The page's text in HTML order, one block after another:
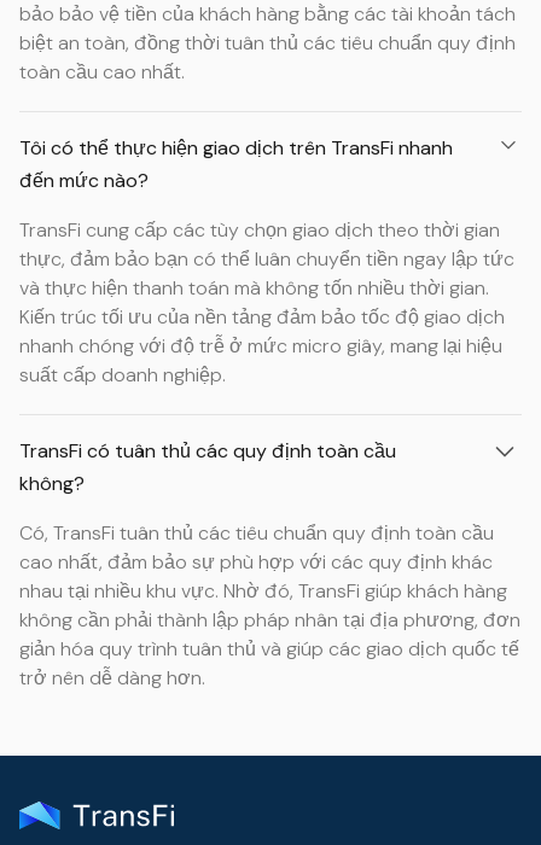
bảo bảo vệ tiền của khách hàng bằng các tài khoản tách
biệt an toàn, đồng thời tuân thủ các tiêu chuẩn quy định
toàn cầu cao nhất.
Tôi có thể thực hiện giao dịch trên TransFi nhanh
đến mức nào?
TransFi cung cấp các tùy chọn giao dịch theo thời gian
thực, đảm bảo bạn có thể luân chuyển tiền ngay lập tức
và thực hiện thanh toán mà không tốn nhiều thời gian.
Kiến trúc tối ưu của nền tảng đảm bảo tốc độ giao dịch
nhanh chóng với độ trễ ở mức micro giây, mang lại hiệu
suất cấp doanh nghiệp.
TransFi có tuân thủ các quy định toàn cầu
không?
Có, TransFi tuân thủ các tiêu chuẩn quy định toàn cầu
cao nhất, đảm bảo sự phù hợp với các quy định khác
nhau tại nhiều khu vực. Nhờ đó, TransFi giúp khách hàng
không cần phải thành lập pháp nhân tại địa phương, đơn
giản hóa quy trình tuân thủ và giúp các giao dịch quốc tế
trở nên dễ dàng hơn.